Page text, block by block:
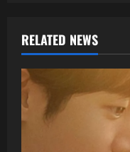
RELATED NEWS